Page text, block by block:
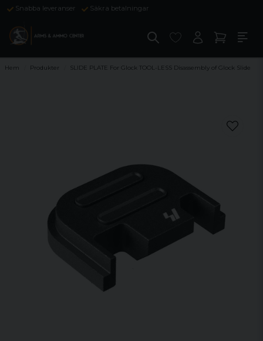
Snabba leveranser Säkra betalningar
Hem Produkter SLIDE PLATE For Glock TOOL-LESS Disassembly of Glock Slide